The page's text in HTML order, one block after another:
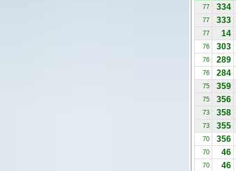
77 334
77 333
77 14
76 303
76 289
76 284
75 359
75 356
73 358
73 355
70 356
70 46
70 46